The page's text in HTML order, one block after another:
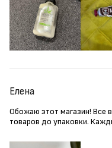
Елена
Обожаю этот магазин! Все
товаров до упаковки.